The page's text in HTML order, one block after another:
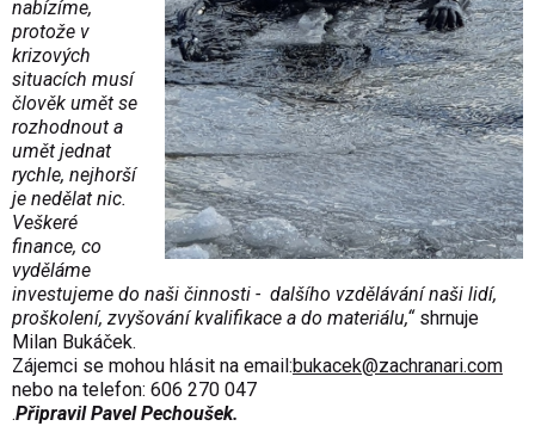
nabízíme,
protože v
krizových
situacích musí
člověk umět se
rozhodnout a
umět jednat
rychle, nejhorší
je nedělat nic.
Veškeré
finance, co
vyděláme
investujeme do naši činnosti - dalšího vzdělávání naši lidí,
proškolení, zvyšování kvalifikace a do materiálu,“shrnuje
Milan Bukáček.
Zájemci se mohou hlásit na email:bukacek@zachranari.com
nebo na telefon: 606 270 047
.Připravil Pavel Pechoušek.